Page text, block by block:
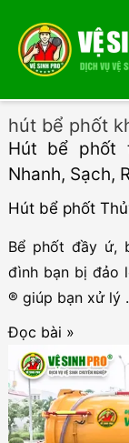
hút bể phốt
Hút bể phốt
Nhanh, Sạch,
Hút bể phốt
Bể phốt đầy ứ,
đình bạn bị đảo
® giúp bạn xử lý
Hút
bể
phốt
tại
Tam
Đọc bài »